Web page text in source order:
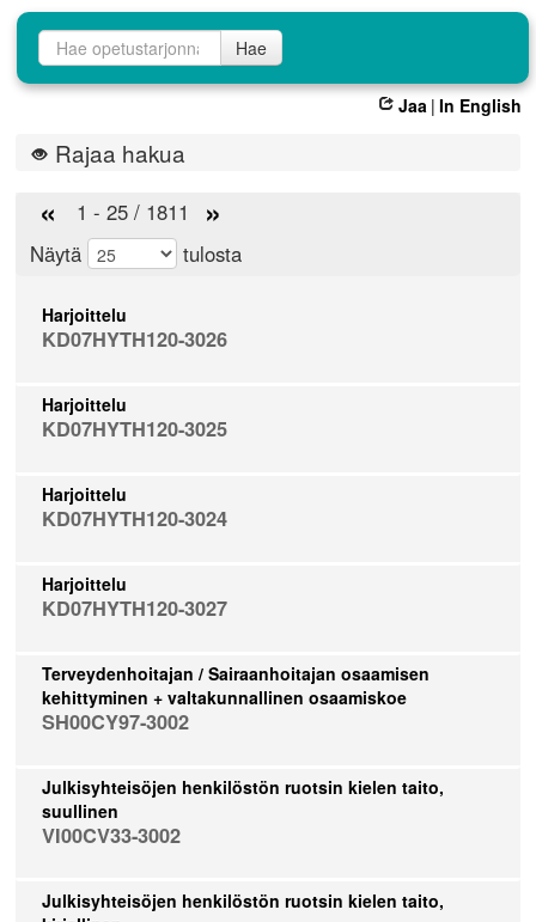
Opetustarjontahaku
Hae
Jaa | In English
Rajaa hakua
« 1 - 25 / 1811 »
Näytä tulosta
Harjoittelu
KD07HYTH120-3026
Harjoittelu
KD07HYTH120-3025
Harjoittelu
KD07HYTH120-3024
Harjoittelu
KD07HYTH120-3027
Terveydenhoitajan / Sairaanhoitajan osaamisen
kehittyminen + valtakunnallinen osaamiskoe
SH00CY97-3002
Julkisyhteisöjen henkilöstön ruotsin kielen taito,
suullinen
VI00CV33-3002
Julkisyhteisöjen henkilöstön ruotsin kielen taito,